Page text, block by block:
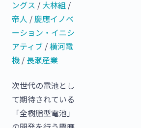
ングス / 大林組 /
帝人 /慶應イノベ
ーション・イニシ
アティブ /横河電
機 / 長瀬産業
次世代の電池とし
て期待されている
「全樹脂型電池」